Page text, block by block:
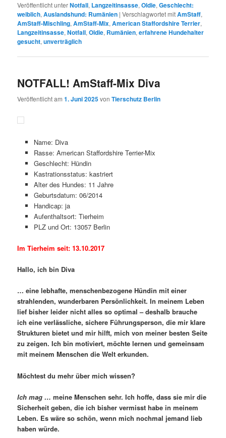
Veröffentlicht unterNotfall, Langzeitinsasse,Oldie,Geschlecht:
weiblich,Auslandshund: Rumänien |Verschlagwortet mitAmStaff,
AmStaff-Mischling,AmStaff-Mix,American Staffordshire Terrier,
Langzeitinsasse,Notfall,Oldie, Rumänien,erfahrene Hundehalter
gesucht,unverträglich
NOTFALL! AmStaff-Mix Diva
Veröffentlicht am1. Juni 2025vonTierschutz Berlin
Name: Diva
Rasse: American Staffordshire Terrier-Mix
Geschlecht: Hündin
Kastrationsstatus: kastriert
Alter des Hundes: 11 Jahre
Geburtsdatum: 06/2014
Handicap: ja
Aufenthaltsort: Tierheim
PLZ und Ort: 13057 Berlin
Im Tierheim seit: 13.10.2017
Hallo, ich bin Diva
… eine lebhafte, menschenbezogene Hündin mit einer
strahlenden, wunderbaren Persönlichkeit. In meinem Leben
lief bisher leider nicht alles so optimal – deshalb brauche
ich eine verlässliche, sichere Führungsperson, die mir klare
Strukturen bietet und mir hilft, mich von meiner besten Seite
zu zeigen. Ich bin motiviert, möchte lernen und gemeinsam
mit meinem Menschen die Welt erkunden.
Möchtest du mehr über mich wissen?
Ich mag … meine Menschen sehr. Ich hoffe, dass sie mir die
Sicherheit geben, die ich bisher vermisst habe in meinem
Leben. Es wäre so schön, wenn mich nochmal jemand lieb
haben würde.